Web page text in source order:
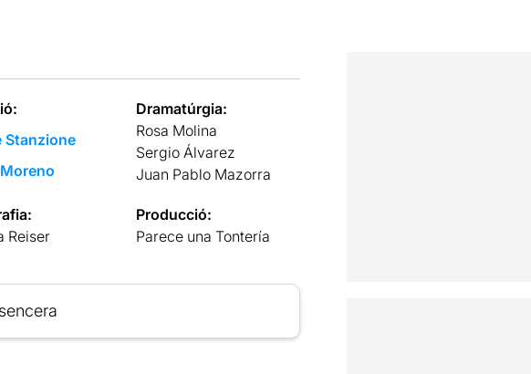
Stanzione
Dramatúrgia:
Rosa Molina
Sergio Álvarez
Juan Pablo Mazorra
Reiser
Producció:
Parece una Tontería